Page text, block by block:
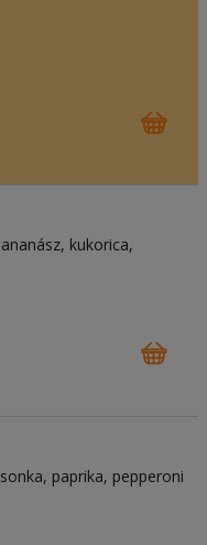
ananász kukorica
sonka paprika pepperoni